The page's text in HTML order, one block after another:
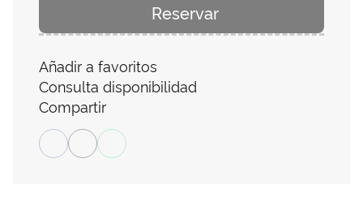
Reservar
Añadir a favoritos
Consulta disponibilidad
Compartir